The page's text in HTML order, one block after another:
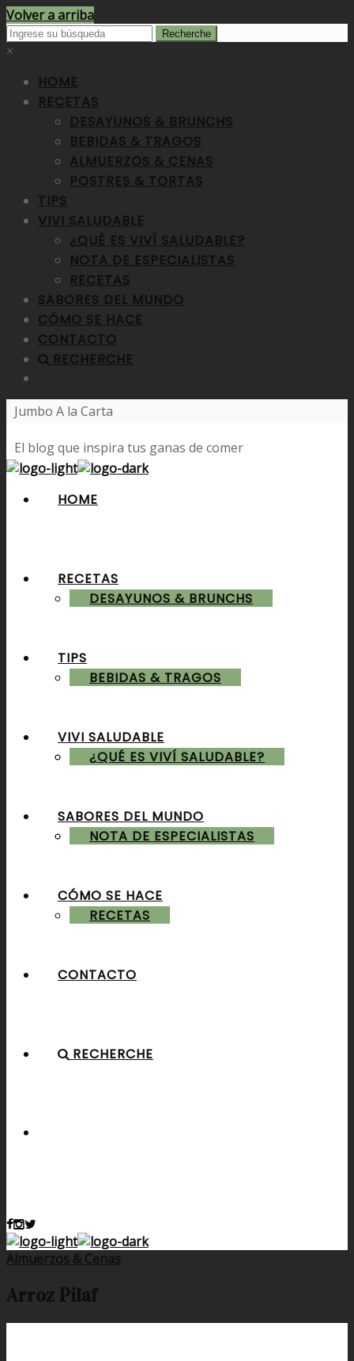
Volver a arriba
×
HOME
RECETAS
DESAYUNOS & BRUNCHS
BEBIDAS & TRAGOS
ALMUERZOS & CENAS
POSTRES & TORTAS
TIPS
VIVI SALUDABLE
¿QUÉ ES VIVÍ SALUDABLE?
NOTA DE ESPECIALISTAS
RECETAS
SABORES DEL MUNDO
CÓMO SE HACE
CONTACTO
RECHERCHE
Jumbo A la Carta
El blog que inspira tus ganas de comer
HOME
RECETAS
DESAYUNOS & BRUNCHS
BEBIDAS & TRAGOS
ALMUERZOS & CENAS
POSTRES & TORTAS
TIPS
VIVI SALUDABLE
¿QUÉ ES VIVÍ SALUDABLE?
NOTA DE ESPECIALISTAS
RECETAS
SABORES DEL MUNDO
CÓMO SE HACE
CONTACTO
RECHERCHE
Almuerzos & Cenas
Arroz Pilaf